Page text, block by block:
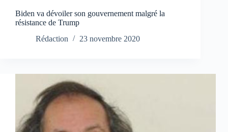
Biden va dévoiler son gouvernement malgré la
résistance de Trump
Rédaction
23 novembre 2020